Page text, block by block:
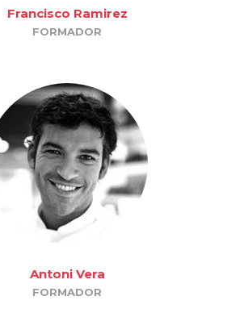
Francisco Ramirez
FORMADOR
Antoni Vera
FORMADOR